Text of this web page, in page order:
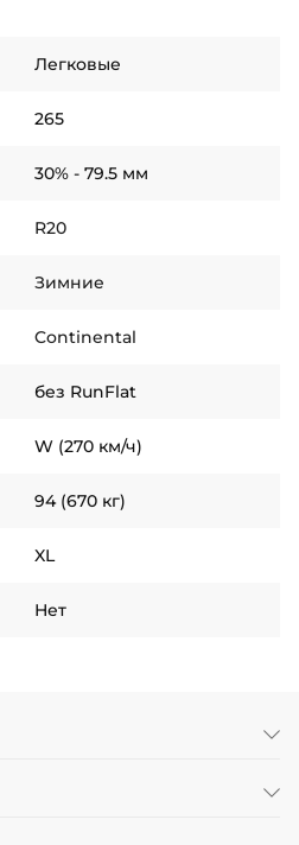
Легковые
265
30% - 79.5 мм
R20
Зимние
Continental
без RunFlat
W (270 км/ч)
94 (670 кг)
XL
Нет